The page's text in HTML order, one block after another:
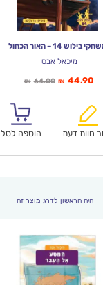
בילוש 14 – האור הכחול
מיכאל אבס
₪ 64.00המחיר
₪64.00.
₪ 44.90
חוות דעת
הוספה לסל
היה הראשון לדרג מוצר זה